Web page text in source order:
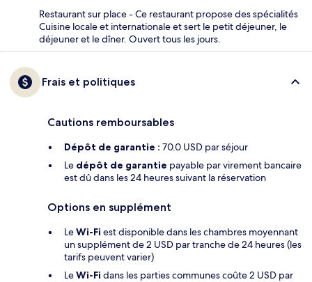
Restaurant sur place - Ce restaurant propose des spécialités
Cuisine locale et internationale et sert le petit déjeuner, le
déjeuner et le dîner. Ouvert tous les jours.
Frais et politiques
Cautions remboursables
Dépôt de garantie : 70.0 USD par séjour
Le dépôt de garantie payable par virement bancaire
est dû dans les 24 heures suivant la réservation
Options en supplément
LeWi-Fi est disponible dans les chambres moyennant
un supplément de 2 USD par tranche de 24 heures (les
tarifs peuvent varier)
LeWi-Fi dans les parties communes coûte 2 USD par